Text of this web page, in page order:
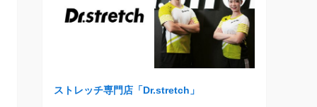
ストレッチ専門店「Dr.stretch」